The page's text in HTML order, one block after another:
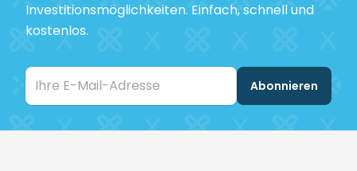
Investitionsmöglichkeiten. Einfach, schnell und
kostenlos.
Email
Abonnieren